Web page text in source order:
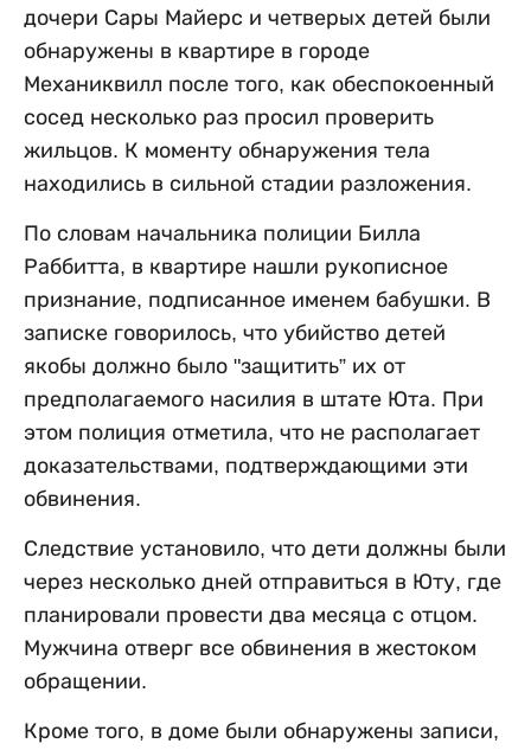
дочери Сары Майерс и четверых детей были
обнаружены в квартире в городе
Механиквилл после того, как обеспокоенный
сосед несколько раз просил проверить
жильцов. К моменту обнаружения тела
находились в сильной стадии разложения.
По словам начальника полиции Билла
Раббитта, в квартире нашли рукописное
признание, подписанное именем бабушки. В
записке говорилось, что убийство детей
якобы должно было "защитить” их от
предполагаемого насилия в штате Юта. При
этом полиция отметила, что не располагает
доказательствами, подтверждающими эти
обвинения.
Следствие установило, что дети должны были
через несколько дней отправиться в Юту, где
планировали провести два месяца с отцом.
Мужчина отверг все обвинения в жестоком
обращении.
Кроме того, в доме были обнаружены записи,